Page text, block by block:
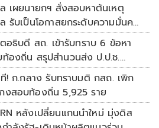
เผยนายกฯ สั่งสอบหาต้นเหตุ
รับเป็นโอกาสยกระดับความมั่นคง
ลภาครัฐทั้งระบบ
ธิบดี สถ. เข้ารับทราบ 6 ข้อหา
องถิ่น สรุปสำนวนส่ง ป.ป.ช.
! ก.กลาง รับทราบมติ กสถ. เพิก
งสอบท้องถิ่น 5,925 ราย
หลังเปลี่ยนแกนนำใหม่ มุ่งดิส